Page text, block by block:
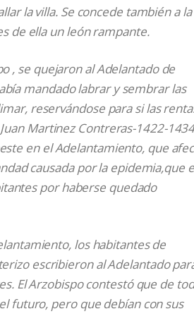
la villa. Se concede también a la
de ella un león rampante.
, se quejaron al Adelantado de
mandado labrar y sembrar las
reservándose para si las
Martinez Contreras-1422-
en el Adelantamiento, que
causada por la epidemia,que
por haberse quedado
los habitantes de
escribieron al Adelantado
El Arzobispo contestó que de
futuro, pero que debían con sus